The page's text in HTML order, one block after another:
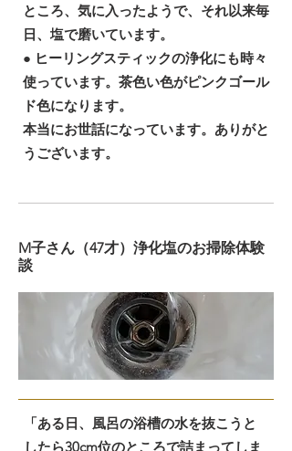
ところ、気に入ったようで、それ以来毎
日、塩で磨いています。
● ヒーリングスティックの浄化にも時々
使っています。茶色い色がピンクゴール
ド色になります。
本当にお世話になっています。ありがと
うございます。
M子さん（47才）浄化塩のお掃除体験
談
「ある日、風呂の浴槽の水を抜こうと
したら30cm位のところで詰まってしま